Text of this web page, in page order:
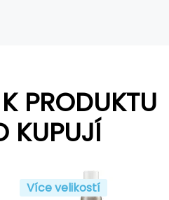
PRODUKTU
KUPUJÍ
Více velikostí